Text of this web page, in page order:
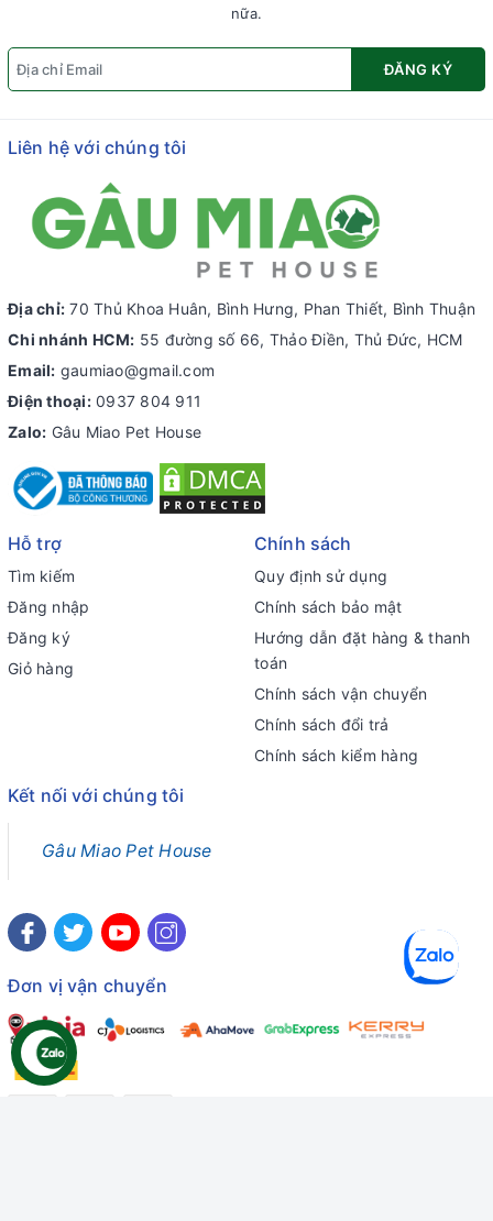
nữa.
ĐĂNG KÝ
Liên hệ với chúng tôi
Địa chỉ: 70 Thủ Khoa Huân, Bình Hưng, Phan Thiết, Bình Thuận
Chi nhánh HCM: 55 đường số 66, Thảo Điền, Thủ Đức, HCM
Email: gaumiao@gmail.com
Điện thoại: 0937 804 911
Zalo: Gâu Miao Pet House
Hỗ trợ
Tìm kiếm
Đăng nhập
Đăng ký
Giỏ hàng
Chính sách
Quy định sử dụng
Chính sách bảo mật
Hướng dẫn đặt hàng & thanh
toán
Chính sách vận chuyển
Chính sách đổi trả
Chính sách kiểm hàng
Kết nối với chúng tôi
Gâu Miao Pet House
Đơn vị vận chuyển